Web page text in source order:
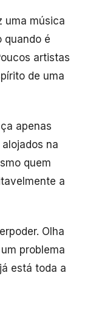
uma música
quando é
artistas
de uma
apenas
na
quem
a
Olha
problema
está toda a